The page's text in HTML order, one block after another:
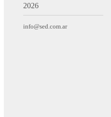
2026
info@sed.com.ar